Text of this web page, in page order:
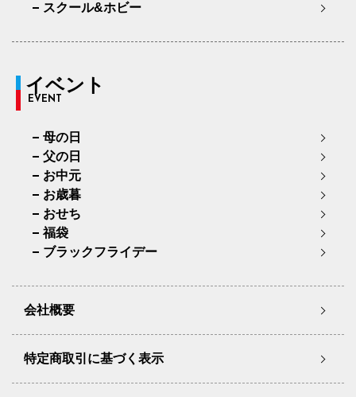
スクール&ホビー
イベント
EVENT
母の日
父の日
お中元
お歳暮
おせち
福袋
ブラックフライデー
会社概要
特定商取引に基づく表示